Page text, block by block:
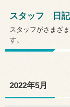
スタッフ 日記
スタッフがさまざ
す。
2022年5月